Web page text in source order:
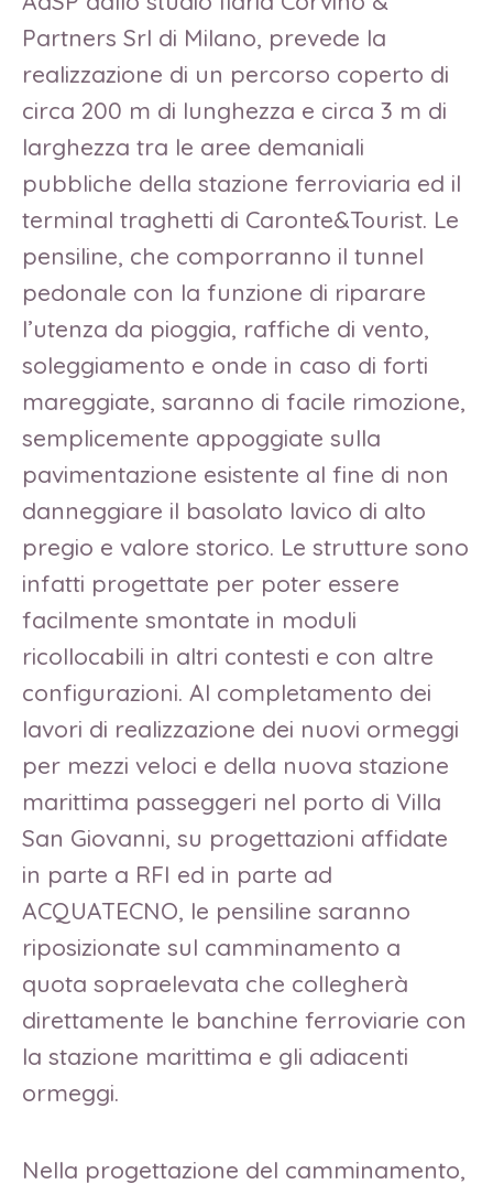
Partners Srl di Milano, prevede la
realizzazione di un percorso coperto di
circa 200 m di lunghezza e circa 3 m di
larghezza tra le aree demaniali
pubbliche della stazione ferroviaria ed il
terminal traghetti di Caronte&Tourist. Le
pensiline, che comporranno il tunnel
pedonale con la funzione di riparare
l’utenza da pioggia, raffiche di vento,
soleggiamento e onde in caso di forti
mareggiate, saranno di facile rimozione,
semplicemente appoggiate sulla
pavimentazione esistente al fine di non
danneggiare il basolato lavico di alto
pregio e valore storico. Le strutture sono
infatti progettate per poter essere
facilmente smontate in moduli
ricollocabili in altri contesti e con altre
configurazioni. Al completamento dei
lavori di realizzazione dei nuovi ormeggi
per mezzi veloci e della nuova stazione
marittima passeggeri nel porto di Villa
San Giovanni, su progettazioni affidate
in parte a RFI ed in parte ad
ACQUATECNO, le pensiline saranno
riposizionate sul camminamento a
quota sopraelevata che collegherà
direttamente le banchine ferroviarie con
la stazione marittima e gli adiacenti
ormeggi.
Nella progettazione del camminamento,